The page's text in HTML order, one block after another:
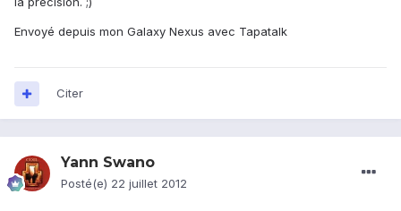
Envoyé depuis mon Galaxy Nexus avec Tapatalk
Citer
Yann Swano
Posté(e) 22 juillet 2012